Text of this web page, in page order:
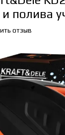
полива
отзыв